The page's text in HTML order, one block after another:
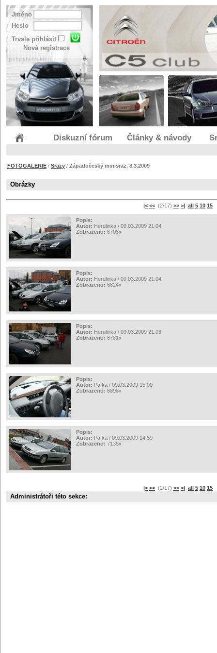
Jméno
Heslo
Trvale přihlásit
Nová registrace
Diskuzní fórum Články & návody
FOTOGALERIE / Srazy / Západočeský minisraz, 8.3.2009
Obrázky
|< << (2/17) >> >| all 5 10 15
Popis:
Autor: Herulinka / 09.03.2009 21:04
Zobrazeno: 6703x
Popis:
Autor: Herulinka / 09.03.2009 21:04
Zobrazeno: 6824x
Popis:
Autor: Herulinka / 09.03.2009 21:03
Zobrazeno: 6781x
Popis:
Autor: Pafka / 09.03.2009 15:00
Zobrazeno: 6898x
Popis:
Autor: Pafka / 09.03.2009 14:59
Zobrazeno: 7135x
|< << (2/17) >> >| all 5 10 15
Administrátoři této sekce: